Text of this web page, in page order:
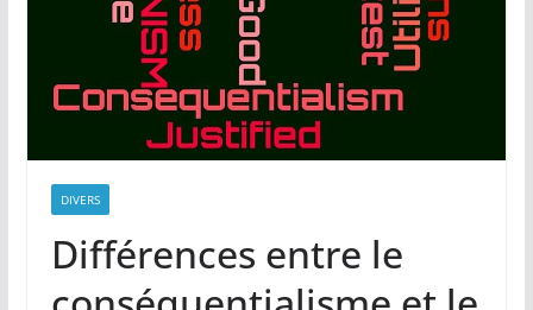
DIVERS
Différences entre le